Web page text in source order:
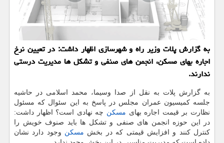
به گزارش پلات وزیر راه و شهرسازی اظهار داشت: در تعیین نرخ
اجاره بهای مسكن، انجمن های صنفی و تشكل ها مدیریت درستی
ندارند.
به گزارش پلات به نقل از صدا وسیما، محمد اسلامی در حاشیه
جلسه كمیسیون عمران مجلس در پاسخ به این سئوال كه مسئول
نظارت بر قیمت اجاره بهای مسكن چه نهادی است؟ اظهار داشت:
در این حوزه انجمن های صنفی و تشكل ها باید صنوف خویش را
كنترل كنند و افزایش قیمتی كه در بخش مسكن وجود دارد نشان